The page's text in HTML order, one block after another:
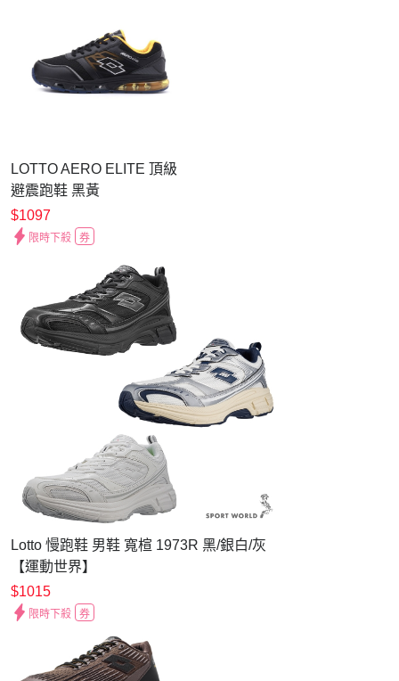
LOTTO AERO ELITE 頂級
避震跑鞋 黑黃
LT4AMR8390 男鞋
$1097
限時下殺 券
Lotto 慢跑鞋 男鞋 寬楦 1973R 黑/銀白/灰
【運動世界】
LT5AMR9740/LT5AMR9748/LT5AMR9749
$1015
限時下殺 券